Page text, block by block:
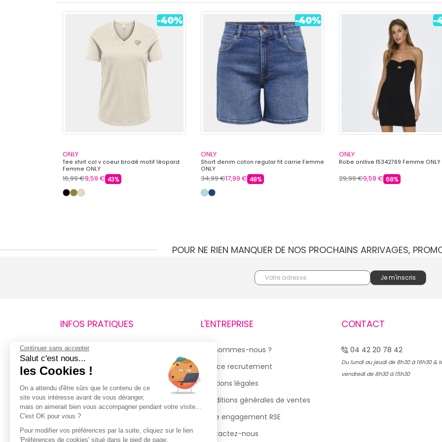
ONLY
Tee shirt col v coeur brodé motif léopard
Femme ONLY
16,99 €9,59 € 43%
ONLY
Short denim coton regular fit carrie Femme
ONLY
34,99 €17,99 € 48%
ONLY
Robe onllive 15342769 Femme ONLY
29,99 €9,59 € 68%
POUR NE RIEN MANQUER DE NOS PROCHAINS ARRIVAGES,
INFOS PRATIQUES
Retours et remboursements
Suivi de commande
Livraisons
Guide des tailles
Politique de confidentialité
Conditions générales d’utilisation
L'ENTREPRISE
Qui sommes-nous ?
Espace recrutement
Mentions légales
Conditions générales de ventes
Notre engagement RSE
Contactez-nous
CONTACT
04 42 20 78 42
Du lundi au jeudi de 8h30 à 16h30 &
vendredi de 8h30 à 15h30
Continuer sans accepter
Salut c'est nous...
les Cookies !
On a attendu d'être sûrs que le contenu de ce
site vous intéresse avant de vous déranger,
mais on aimerait bien vous accompagner pendant votre visite...
C'est OK pour vous ?
Pour modifier vos préférences par la suite, cliquez sur le lien
'Préférences de cookies' situé dans le pied de page.